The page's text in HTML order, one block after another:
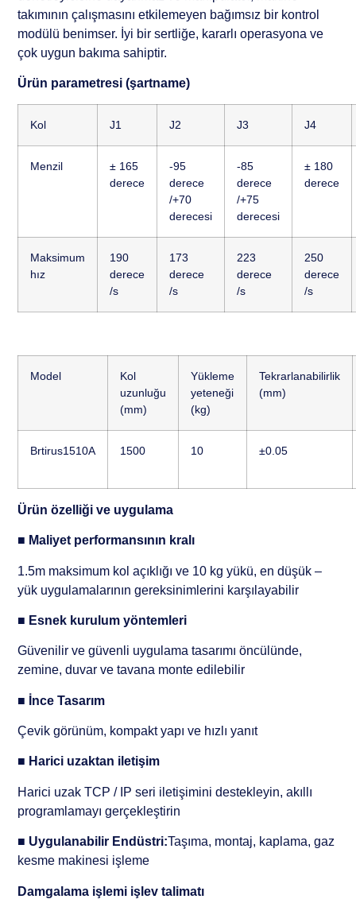
takımının çalışmasını etkilemeyen bağımsız bir kontrol
modülü benimser. İyi bir sertliğe, kararlı operasyona ve
çok uygun bakıma sahiptir.
Ürün parametresi (şartname)
Kol J1 J2 J3 J4
Menzil
± 165
derece
-95
derece
/+70
derecesi
-85
derece
/+75
derecesi
± 180
derece
Maksimum
hız
190
derece
/s
173
derece
/s
223
derece
/s
250
derece
/s
Model
Kol
uzunluğu
(mm)
Yükleme
yeteneği
(kg)
Tekrarlanabilirlik
(mm)
Brtirus1510A 1500 10 ±0.05
Ürün özelliği ve uygulama
■ Maliyet performansının kralı
1.5m maksimum kol açıklığı ve 10 kg yükü, en düşük –
yük uygulamalarının gereksinimlerini karşılayabilir
■ Esnek kurulum yöntemleri
Güvenilir ve güvenli uygulama tasarımı öncülünde,
zemine, duvar ve tavana monte edilebilir
■ İnce Tasarım
Çevik görünüm, kompakt yapı ve hızlı yanıt
■ Harici uzaktan iletişim
Harici uzak TCP / IP seri iletişimini destekleyin, akıllı
programlamayı gerçekleştirin
■ Uygulanabilir Endüstri:Taşıma, montaj, kaplama, gaz
kesme makinesi işleme
Damgalama işlemi işlev talimatı